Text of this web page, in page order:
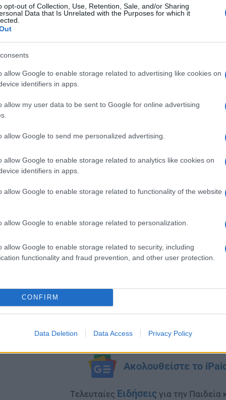
opt-out of Collection, Use, Retention, Sale, and/or Sharing
Data that Is Unrelated with the Purposes for which it
allow Google to enable storage related to advertising like cookies on
identifiers in apps.
allow my user data to be sent to Google for online advertising
allow Google to send me personalized advertising.
allow Google to enable storage related to analytics like cookies on
identifiers in apps.
allow Google to enable storage related to functionality of the website
allow Google to enable storage related to personalization.
allow Google to enable storage related to security, including
functionality and fraud prevention, and other user protection.
CONFIRM
Data Deletion Data Access Privacy Policy
για να μπορέσουν να ασκήσουν επάγγελμα και να
εκπαίδευσή τους, είναι απαραίτητο να έχουν
Ποιες πρωτοβουλίες θα αναλάβετε άμεσα ώστε να
Άσκησης των φοιτητών ΠΤΔΕ του Πανεπιστημίου
εξάμηνο του 2021;
Τι προτίθεστε να κάνετε ώστε να αποκατασταθεί το
φοιτητών που δεν έχουν ολοκληρώσει την
Ακολουθείστε το
Tελευταίες Ειδήσεις για την Παιδεία